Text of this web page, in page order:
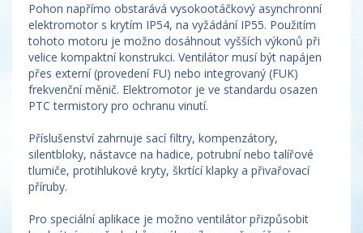
Pohon napřímo obstarává vysokootáčkový asynchronní
elektromotor s krytím IP54, na vyžádání IP55. Použitím
tohoto motoru je možno dosáhnout vyšších výkonů při
velice kompaktní konstrukci. Ventilátor musí být napájen
přes externí (provedení FU) nebo integrovaný (FUK)
frekvenční měnič. Elektromotor je ve standardu osazen
PTC termistory pro ochranu vinutí.
Příslušenství zahrnuje sací filtry, kompenzátory,
silentbloky, nástavce na hadice, potrubní nebo talířové
tlumiče, protihlukové kryty, škrtící klapky a přivařovací
příruby.
Pro speciální aplikace je možno ventilátor přizpůsobit